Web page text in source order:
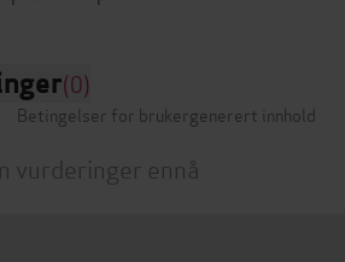
(0)
Betingelser for brukergenerert innhold
vurderinger ennå